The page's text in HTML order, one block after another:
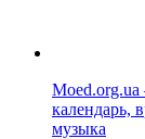
календарь,
музыка